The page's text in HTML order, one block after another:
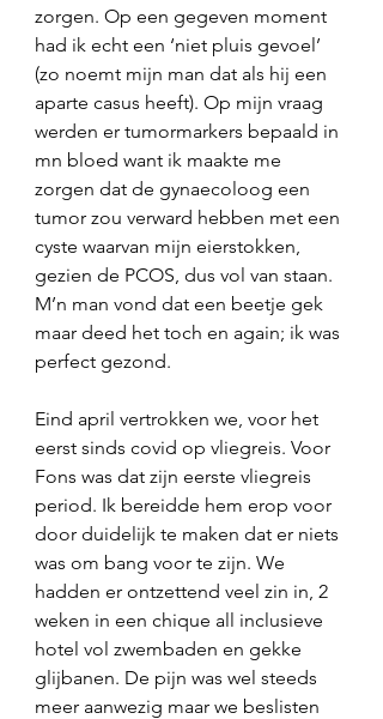
zorgen. Op een gegeven moment
had ik echt een ‘niet pluis gevoel’
(zo noemt mijn man dat als hij een
aparte casus heeft). Op mijn vraag
werden er tumormarkers bepaald in
mn bloed want ik maakte me
zorgen dat de gynaecoloog een
tumor zou verward hebben met een
cyste waarvan mijn eierstokken,
gezien de PCOS, dus vol van staan.
M’n man vond dat een beetje gek
maar deed het toch en again; ik was
perfect gezond.
Eind april vertrokken we, voor het
eerst sinds covid op vliegreis. Voor
Fons was dat zijn eerste vliegreis
period. Ik bereidde hem erop voor
door duidelijk te maken dat er niets
was om bang voor te zijn. We
hadden er ontzettend veel zin in, 2
weken in een chique all inclusieve
hotel vol zwembaden en gekke
glijbanen. De pijn was wel steeds
meer aanwezig maar we beslisten